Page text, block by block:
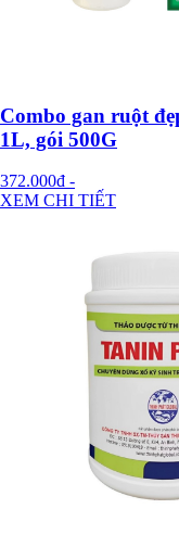
Combo gan ruột
1L, gói 500G
372.000đ -
XEM CHI TIẾT